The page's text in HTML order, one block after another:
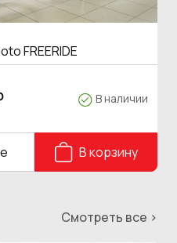
FREERIDE
В наличии
В корзину
Смотреть все >